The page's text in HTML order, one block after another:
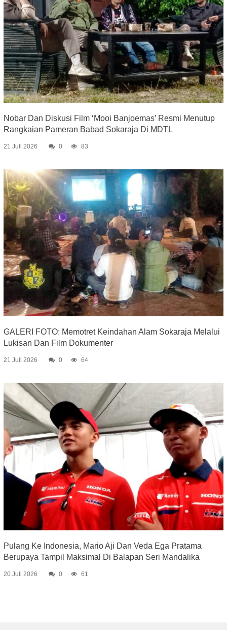
Nobar Dan Diskusi Film ‘Mooi Banjoemas’ Resmi Menutup
Rangkaian Pameran Babad Sokaraja Di MDTL
21 Juli 2026 0 83
GALERI FOTO: Memotret Keindahan Alam Sokaraja Melalui
Lukisan Dan Film Dokumenter
21 Juli 2026 0 64
Pulang Ke Indonesia, Mario Aji Dan Veda Ega Pratama
Berupaya Tampil Maksimal Di Balapan Seri Mandalika
20 Juli 2026 0 61